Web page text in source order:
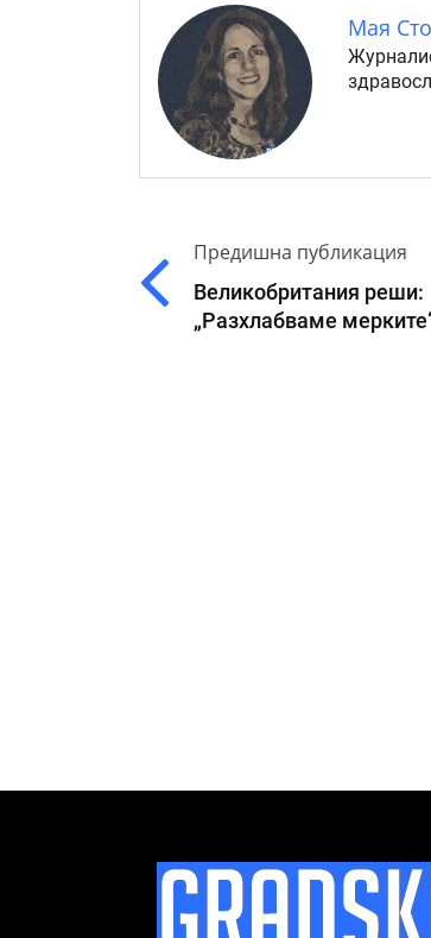
Мая
Предишна публикация
Великобритания реши:
„Разхлабваме